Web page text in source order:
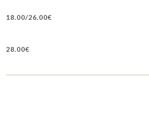
18.00/26.00€
28.00€